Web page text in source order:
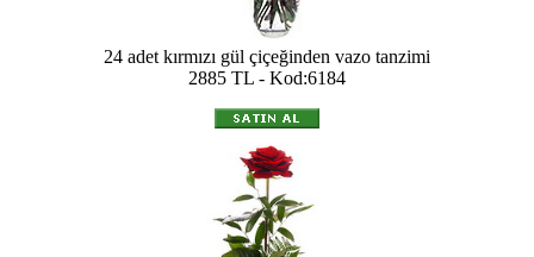
24 adet kırmızı gül çiçeğinden vazo tanzimi
2885 TL - Kod:6184